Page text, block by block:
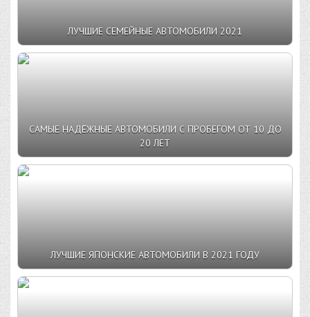
ЛУЧШИЕ СЕМЕЙНЫЕ АВТОМОБИЛИ 2021
САМЫЕ НАДЁЖНЫЕ АВТОМОБИЛИ С ПРОБЕГОМ ОТ 10 ДО
20 ЛЕТ
ЛУЧШИЕ ЯПОНСКИЕ АВТОМОБИЛИ В 2021 ГОДУ